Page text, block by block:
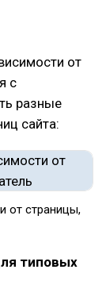
от
с
разные
сайта:
от страницы,
типовых